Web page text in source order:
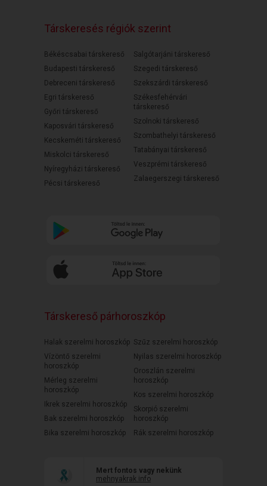
Társkeresés régiók szerint
Békéscsabai társkereső
Budapesti társkereső
Debreceni társkereső
Egri társkereső
Győri társkereső
Kaposvári társkereső
Kecskeméti társkereső
Miskolci társkereső
Nyíregyházi társkereső
Pécsi társkereső
Salgótarjáni társkereső
Szegedi társkereső
Szekszárdi társkereső
Székesfehérvári
társkereső
Szolnoki társkereső
Szombathelyi társkereső
Tatabányai társkereső
Veszprémi társkereső
Zalaegerszegi társkereső
Társkereső párhoroszkóp
Halak szerelmi horoszkóp
Vízöntő szerelmi
horoszkóp
Mérleg szerelmi
horoszkóp
Ikrek szerelmi horoszkóp
Bak szerelmi horoszkóp
Bika szerelmi horoszkóp
Szűz szerelmi horoszkóp
Nyilas szerelmi horoszkóp
Oroszlán szerelmi
horoszkóp
Kos szerelmi horoszkóp
Skorpió szerelmi
horoszkóp
Rák szerelmi horoszkóp
Mert fontos vagy nekünk
mehnyakrak.info